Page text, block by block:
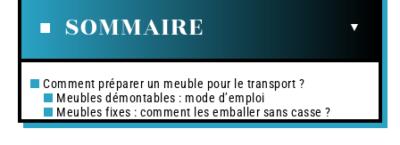
SOMMAIRE
Comment préparer un meuble pour le transport ?
Meubles démontables : mode d’emploi
Meubles fixes : comment les emballer sans casse ?